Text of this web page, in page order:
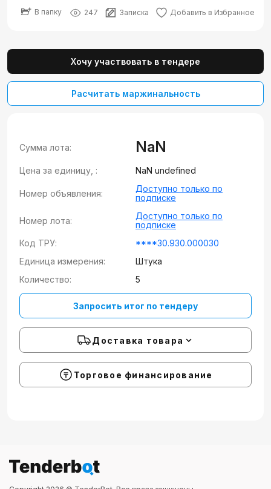
В папку 247 Записка Добавить в Избранное
Хочу участвовать в тендере
Расчитать маржинальность
Сумма лота: NaN
Цена за единицу, : NaN undefined
Номер объявления:
Доступно только по
подписке
Номер лота:
Доступно только по
подписке
Код ТРУ:
****30.930.000030
Единица измерения:
Штука
Количество:
5
Запросить итог по тендеру
Доставка товара
Торговое финансирование